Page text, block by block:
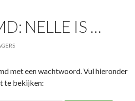
NELLE IS …
met een wachtwoord. Vul hieronder
te bekijken: